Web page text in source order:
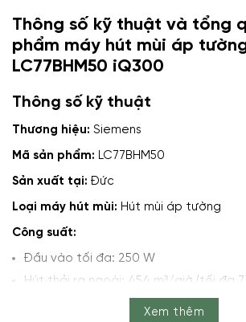
Thông số kỹ thuật và tổng
phẩm máy hút mùi áp
LC77BHM50 iQ300
Thông số kỹ thuật
Thương hiệu: Siemens
Mã sản phẩm: LC77BHM50
Sản xuất tại: Đức
Loại máy hút mùi: Hút mùi áp tường
Công suất:
Đầu vào tối đa: 250 W
Hút thải ra ngoài: 454 m³/giờ (tối đa
Xem thêm